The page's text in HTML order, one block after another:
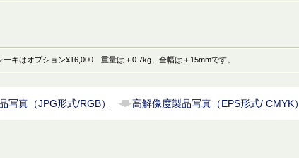
キはオプション¥16,000 重量は＋0.7kg、全幅は＋15mmです。
写真（JPG形式/RGB） 高解像度製品写真（EPS形式/ CMYK）